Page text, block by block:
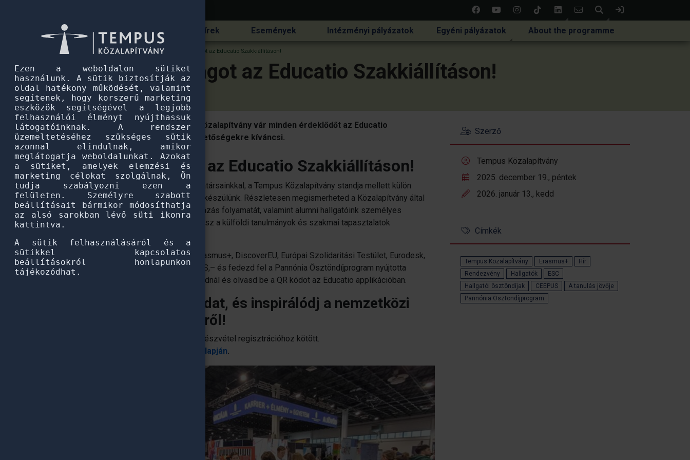
Keresés
Hírek Események Intézményi pályázatok Egyéni pályázatok About the programme
Pannónia Ösztöndíjprogram Fedezd fel a világot az Educatio Szakkiállításon!
Fedezd fel a világot az Educatio Szakkiállításon!
2026. január 8-10. között a Tempus Közalapítvány vár minden érdeklődőt az Educatio
Szakkiállításon, aki a nemzetközi lehetőségekre kíváncsi.
Fedezd fel a világot az Educatio Szakkiállításon!
Idén két standnál is találkozhatsz munkatársainkkal, a Tempus Közalapítvány standja mellett külön
Pannónia Ösztöndíjprogram-standdal is készülünk. Részletesen megismerheted a Közalapítvány által
koordinált ösztöndíjak típusait és a pályázás folyamatát, valamint alumni hallgatóink személyes
történetein keresztül első kézből hallhatsz a külföldi tanulmányok és szakmai tapasztalatok
Gyere el, kérdezz a programjainkról – Erasmus+, DiscoverEU, Európai Szolidaritási Testület, Eurodesk,
Állami-és államközi ösztöndíjak, CEEPUS,– és fedezd fel a Pannónia Ösztöndíjprogram nyújtotta
lehetőségeket. Szelfizz a Pannónia standnál és olvasd be a QR kódot az Educatio applikációban.
Találd meg a saját utadat, és inspirálódj a nemzetközi
ösztöndíj lehetőségekről!
A kiállítás ingyenesen látogatható, de a részvétel regisztrációhoz kötött.
rendezvény honlapján.
Szerző
Tempus Közalapítvány
2025. december 19., péntek
2026. január 13., kedd
Címkék
Tempus Közalapítvány Erasmus+
Hír
Rendezvény
Hallgatók
ESC
Hallgatói ösztöndíjak
CEEPUS
A tanulás jövője
Pannónia Ösztöndíjprogram
Ezen a weboldalon sütiket
használunk. A sütik biztosítják az
oldal hatékony működését, valamint
segítenek, hogy korszerű marketing
eszközök segítségével a legjobb
felhasználói élményt nyújthassuk
látogatóinknak. A rendszer
üzemeltetéséhez szükséges sütik
azonnal elindulnak, amikor
meglátogatja weboldalunkat. Azokat
a sütiket, amelyek elemzési és
marketing célokat szolgálnak, Ön
tudja szabályozni ezen a
felületen. Személyre szabott
beállításait bármikor módosíthatja
az alsó sarokban lévő süti ikonra
kattintva.
A sütik felhasználásáról és a
sütikkel kapcsolatos
beállításokról honlapunkon
tájékozódhat.